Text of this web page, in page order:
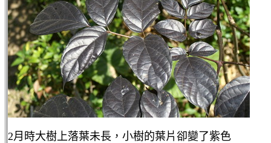
2月時大樹上落葉未長，小樹的葉片卻變了紫色